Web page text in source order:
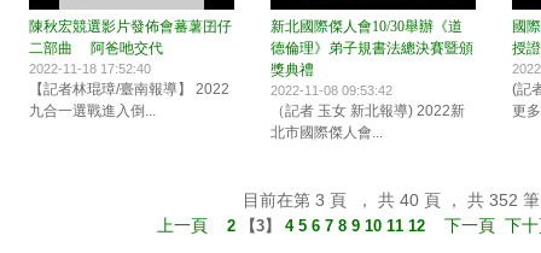
陳秋宏競選影片發佈會蕃薯囝仔
二部曲 阿爸吔交代
2022-11-18 17:52:40
【記者林琨璋/臺南報導】 2022
九合一選戰進入倒...
新北國際傑人會10/30舉辦《道
德倫理》弟子規書法總決賽暨頒
獎典禮
2022-11-08 09:53:42
（記者 玉女 新北報導) 2022新
北市國際傑人會...
國
授
(記
更
目前在第 3 頁 ， 共 40 頁 ， 共 352 筆
上一頁
2 【3】 4 5 6 7 8 9 10 11 12 下一頁 下